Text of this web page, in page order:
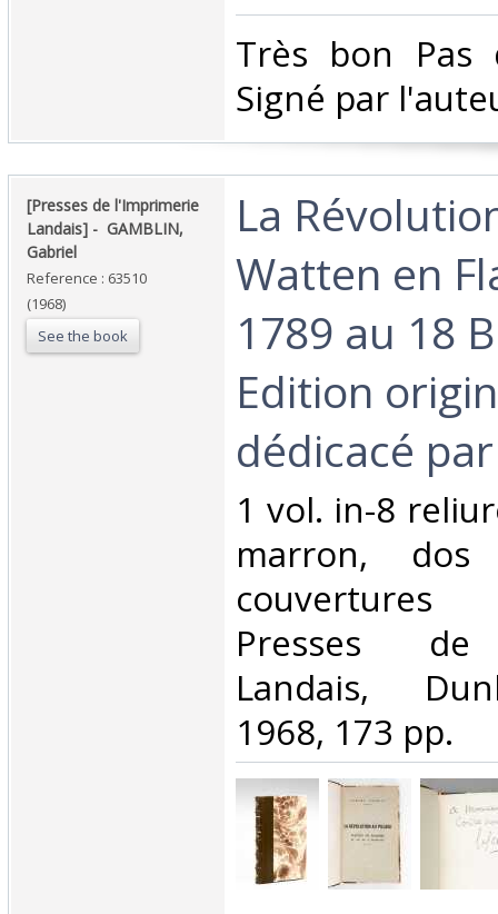
‎Très bon Pas
Signé par
‎[Presses de l'Imprimerie
Landais] - ‎ ‎GAMBLIN,
Gabriel‎
Reference : 63510
(1968)
See the book
‎La
Watten en
1789 au 18
Edition
dédicacé
‎1 vol. in-8
marron,
couvertures
Presses de
Landais,
1968, 173 pp.‎